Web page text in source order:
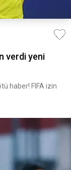
verdi yeni
haber! FIFA izin